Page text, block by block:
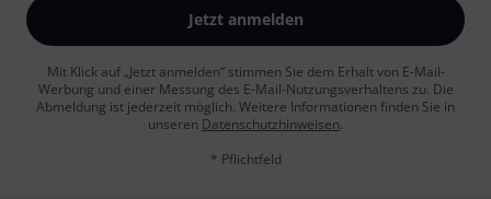
Jetzt anmelden
Mit Klick auf „Jetzt anmelden“ stimmen Sie dem Erhalt von E-Mail-
Werbung und einer Messung des E-Mail-Nutzungsverhaltens zu. Die
Abmeldung ist jederzeit möglich. Weitere Informationen finden Sie in
unseren Datenschutzhinweisen.
* Pflichtfeld